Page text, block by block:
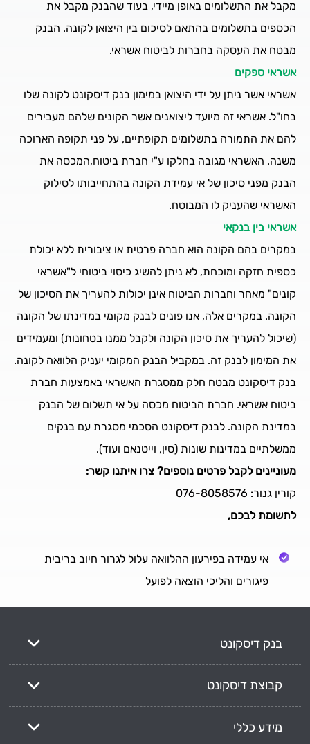
מקבל את התשלומים באופן מיידי, בעוד שהבנק מקבל את
הכספים בתשלומים בהתאם לסיכום בין היצואן לקונה. הבנק
מבטח את העסקה בחברות לביטוח אשראי.
אשראי ספקים
אשראי אשר ניתן על ידי היצואן במימון בנק דיסקונט לקונה שלו
בחו"ל. אשראי זה מיועד ליצואנים אשר הקונים שלהם מעבירים
להם את התמורה בתשלומים תקופתיים, על פני תקופה הארוכה
משנה. האשראי מגובה בחלקו ע"י חברת ביטוח,המכסה את
הבנק מפני סיכון של אי עמידת הקונה בהתחייבותו לסילוק
האשראי שהעניק לו המבוטח.
אשראי בין בנקאי
במקרים בהם הקונה הוא חברה פרטית או ציבורית ללא יכולת
כספית חזקה ומוכחת, לא ניתן להשיג כיסוי ביטוחי ל"אשראי
קונים" מאחר וחברות הביטוח אינן יכולות להעריך את הסיכון של
הקונה. במקרים אלה, אנו פונים לבנק מקומי במדינתו של הקונה
(שיכול להעריך את סיכון הקונה ולקבל ממנו בטחונות) ומעמידים
את המימון לבנק זה. במקביל הבנק המקומי יעניק הלוואה לקונה.
בנק דיסקונט מבטח חלק ממסגרת האשראי באמצעות חברת
ביטוח אשראי. חברת הביטוח מכסה על אי תשלום של הבנק
במדינת הקונה. לבנק דיסקונט הסכמי מסגרת עם בנקים
ממשלתיים במדינות שונות (סין, וייטנאם ועוד).
מעוניינים לקבל פרטים נוספים? צרו איתנו קשר:
קורין גנור: 076-8058576
לתשומת לבכם,
אי עמידה בפירעון ההלוואה עלול לגרור חיוב בריבית
פיגורים והליכי הוצאה לפועל
בנק דיסקונט
קבוצת דיסקונט
מידע כללי